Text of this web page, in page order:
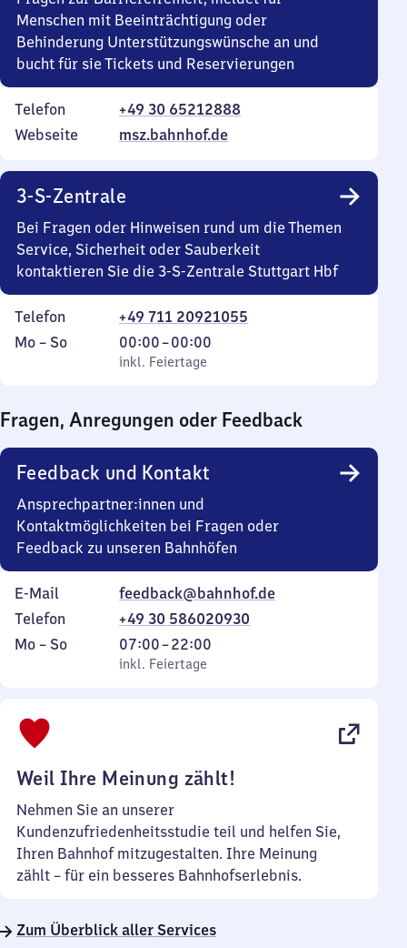
Menschen mit Beeinträchtigung oder
Behinderung Unterstützungswünsche an und
bucht für sie Tickets und Reservierungen
Telefon
+49 30 65212888
Webseite
msz.bahnhof.de
3-S-Zentrale
Bei Fragen oder Hinweisen rund um die Themen
Service, Sicherheit oder Sauberkeit
kontaktieren Sie die 3-S-Zentrale Stuttgart Hbf
Telefon
+49 711 20921055
Montag
Mo – So,
inkl. Feiertage
00:00–00:00
Von
0
0
Uhr
inkl. Feiertage
Fragen, Anregungen oder Feedback
Feedback und Kontakt
Ansprechpartner:innen und
Kontaktmöglichkeiten bei Fragen oder
Feedback zu unseren Bahnhöfen
E-Mail
feedback@bahnhof.de
Telefon
+49 30 586020930
Montag
Mo – So,
inkl. Feiertage
07:00–22:00
Von
7
inkl. Feiertage
Weil Ihre Meinung zählt!
Nehmen Sie an unserer
Kundenzufriedenheitsstudie teil und helfen Sie,
Ihren Bahnhof mitzugestalten. Ihre Meinung
zählt – für ein besseres Bahnhofserlebnis.
Zum Überblick aller Services